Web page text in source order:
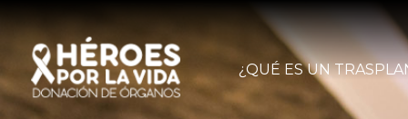
¿QUÉ ES UN